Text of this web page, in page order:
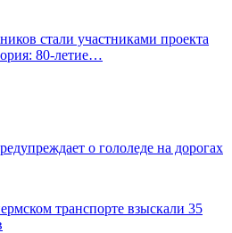
стали участниками проекта
80-летие…
о гололеде на дорогах
транспорте взыскали 35